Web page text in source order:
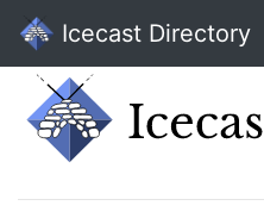
Icecast Directory